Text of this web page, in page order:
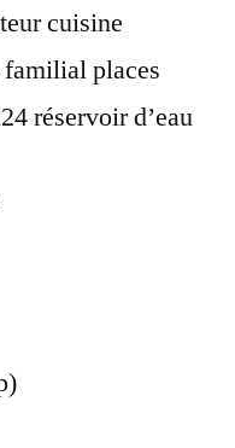
cuisine
familial places
réservoir d’eau